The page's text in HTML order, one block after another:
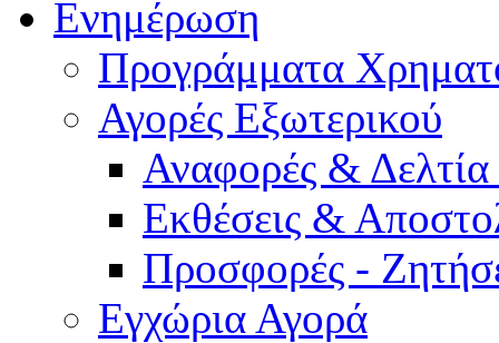
Ενημέρωση
Προγράμματα
Αγορές Εξωτερικού
Αναφορές &
Εκθέσεις &
Προσφορές -
Εγχώρια Αγορά